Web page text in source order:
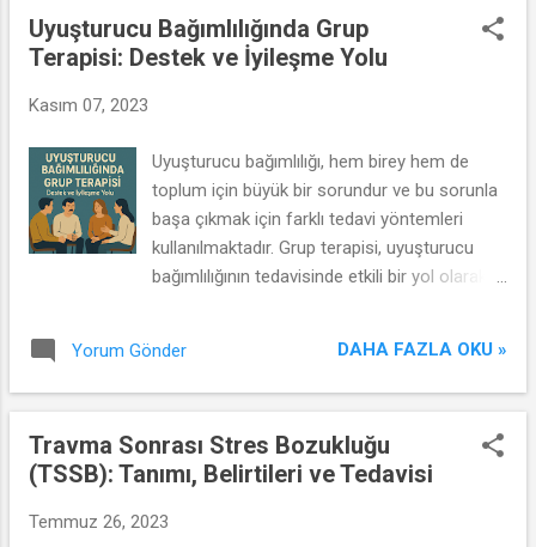
Uyuşturucu Bağımlılığında Grup
Terapisi: Destek ve İyileşme Yolu
Kasım 07, 2023
Uyuşturucu bağımlılığı, hem birey hem de
toplum için büyük bir sorundur ve bu sorunla
başa çıkmak için farklı tedavi yöntemleri
kullanılmaktadır. Grup terapisi, uyuşturucu
bağımlılığının tedavisinde etkili bir yol olarak
olduğunu, nasıl çalıştığını ve neden etkili bir
seçenek olduğunu inceleyeceğiz. Grup
danışman rehberliğinde bir araya gelen küçük
bir grup insanın katıldığı bir terapi türüdür.
veya daha sık düzenlenir ve katılımcılar
Yorum Gönder DAHA FAZLA OKU »
Travma Sonrası Stres Bozukluğu
(TSSB): Tanımı, Belirtileri ve Tedavisi
Temmuz 26, 2023